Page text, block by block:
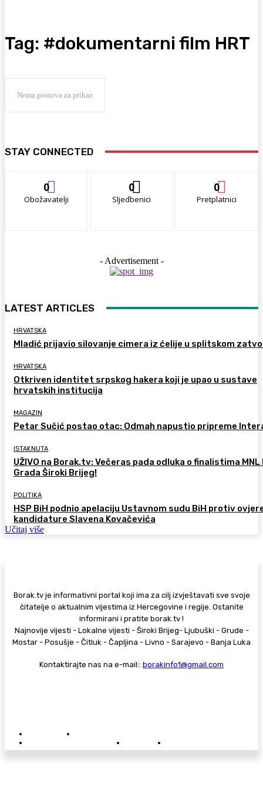
Tag: #dokumentarni film HRT
Nema postova za prikaz
STAY CONNECTED
0
Obožavatelji
0
Sljedbenici
0
Pretplatnici
- Advertisement -
LATEST ARTICLES
HRVATSKA
Mladić prijavio silovanje cimera iz ćelije u splitskom
HRVATSKA
Otkriven identitet srpskog hakera koji je upao u sustave
hrvatskih institucija
MAGAZIN
Petar Sučić postao otac: Odmah napustio pripreme
ISTAKNUTA
UŽIVO na Borak.tv: Večeras pada odluka o finalistima MNL
Grada Široki Brijeg!
POLITIKA
HSP BiH podnio apelaciju Ustavnom sudu BiH protiv
kandidature Slavena Kovačevića
Učitaj više
Borak.tv je informativni portal koji ima za cilj izvještavati sve svoje
čitatelje o aktualnim vijestima iz Hercegovine i regije. Ostanite
informirani i pratite borak.tv !
Najnovije vijesti - Lokalne vijesti - Široki Brijeg- Ljubuški - Grude -
Mostar - Posušje - Čitluk - Čapljina - Livno - Sarajevo - Banja Luka
Kontaktirajte nas na e-mail:: borakinfo1@gmail.com